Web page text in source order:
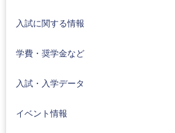
A日程
共通テスト利用試験 中期
共通テスト利用試験 後期
学校推薦型選抜(公募制)
学校推薦型選抜(指定校)
外国人留学生募集
入試に関する情報
学費・奨学金など
学費・入学金について
卒業生御子息等入学金免除制度
入試・入学データ
2026年度入試結果
2023年度入試結果
イベント情報
バーチャルオープンキャンパス
（工科大ナビ）
オープンキャンパス・入試説明会
大学案内、募集要項請求